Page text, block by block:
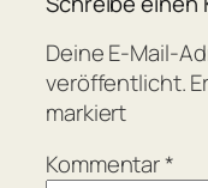
Deine E-Mail-
veröffentlicht.
markiert
Kommentar*